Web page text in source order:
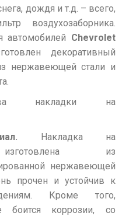
дождя и т.д. – всего,
воздухозаборника.
автомобилей Chevrolet
декоративный
нержавеющей стали и
накладки на
Накладка на
изготовлена из
нержавеющей
прочен и устойчив к
Кроме того,
боится коррозии, со